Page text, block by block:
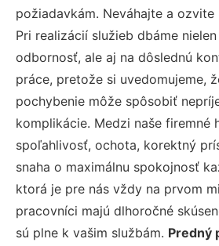
požiadavkám. Neváhajte a ozvite
Pri realizácií služieb dbáme
odbornosť, ale aj na dôslednú
práce, pretože si uvedomujeme,
pochybenie môže spôsobiť
komplikácie. Medzi naše firemné
spoľahlivosť, ochota, korektný
snaha o maximálnu spokojnosť
ktorá je pre nás vždy na prvom
pracovníci majú dlhoročné
sú plne k vašim službám. Predný